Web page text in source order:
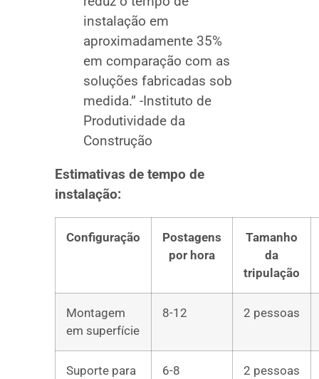
instalação em
aproximadamente 35%
em comparação com as
soluções fabricadas sob
medida.” -Instituto de
Produtividade da
Construção
Estimativas de tempo de
instalação:
Configuração
Postagens
por hora
Tamanho
da
tripulação
Montagem
em superfície
8-12 2 pessoas
Suporte para
6-8 2 pessoas